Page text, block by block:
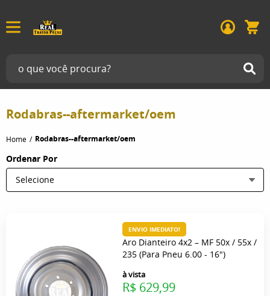
Rodabras--aftermarket/oem
Home Rodabras--aftermarket/oem
Ordenar Por
Selecione
Aro Dianteiro 4x2 – MF 50x / 55x /
235 (Para Pneu 6.00 - 16")
à vista
R$ 629,99
ENVIO IMEDIATO!